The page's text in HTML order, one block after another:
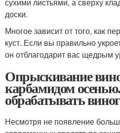
доски.
Многое зависит от того, как
куст. Если вы правильно
он отблагодарит вас щедрым
Опрыскивание
карбамидом
обрабатывать
Несмотря не появление